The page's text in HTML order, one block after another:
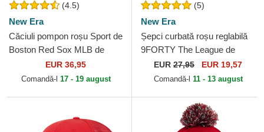
(4.5)
New Era
Căciuli pompon roșu Sport de
Boston Red Sox MLB de
EUR 36,95
Comandă-l 17 - 19 august
(5)
New Era
Șepci curbată roșu reglabilă
9FORTY The League de
Kansas City Chiefs NFL de
New Era
EUR 27,95 EUR 19,57
Comandă-l 11 - 13 august